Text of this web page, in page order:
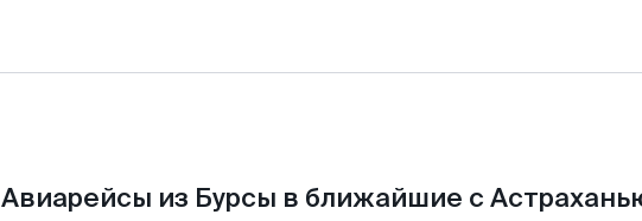
Авиарейсы из Бурсы в ближайшие с